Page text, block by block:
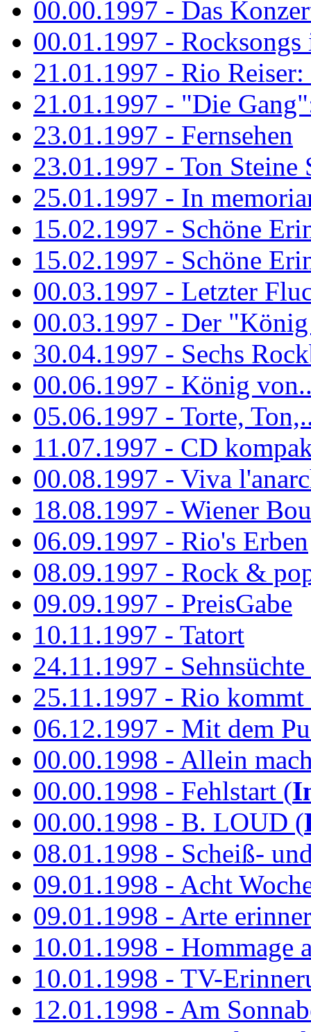
00.00.1997 - Das
00.01.1997 -
21.01.1997 - Rio
21.01.1997 - "Die
23.01.1997 - Fernsehen
23.01.1997 - Ton Steine
25.01.1997 - In
15.02.1997 - Schöne
15.02.1997 - Schöne
00.03.1997 - Letzter
00.03.1997 - Der
30.04.1997 - Sechs
00.06.1997 - König
05.06.1997 - Torte,
11.07.1997 - CD
00.08.1997 - Viva
18.08.1997 - Wiener
06.09.1997 - Rio's Erben
08.09.1997 - Rock &
09.09.1997 - PreisGabe
10.11.1997 - Tatort
24.11.1997 -
25.11.1997 - Rio kommt
06.12.1997 - Mit dem
00.00.1998 - Allein
00.00.1998 - Fehlstart (
00.00.1998 - B. LOUD (
08.01.1998 - Scheiß-
09.01.1998 - Acht
09.01.1998 - Arte
10.01.1998 - Hommage
10.01.1998 - TV-
12.01.1998 - Am